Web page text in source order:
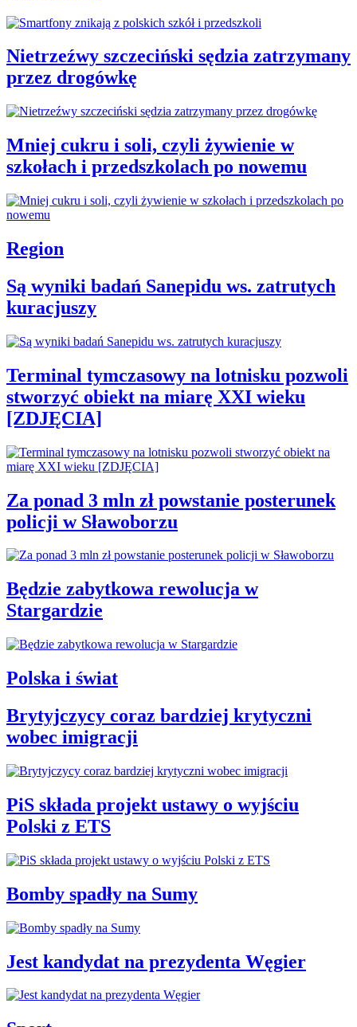
Nietrzeźwy szczeciński sędzia zatrzymany
przez drogówkę
Mniej cukru i soli, czyli żywienie w
szkołach i przedszkolach po nowemu
Region
Są wyniki badań Sanepidu ws. zatrutych
kuracjuszy
Terminal tymczasowy na lotnisku pozwoli
stworzyć obiekt na miarę XXI wieku
[ZDJĘCIA]
Za ponad 3 mln zł powstanie posterunek
policji w Sławoborzu
Będzie zabytkowa rewolucja w
Stargardzie
Polska i świat
Brytyjczycy coraz bardziej krytyczni
wobec imigracji
PiS składa projekt ustawy o wyjściu
Polski z ETS
Bomby spadły na Sumy
Jest kandydat na prezydenta Węgier